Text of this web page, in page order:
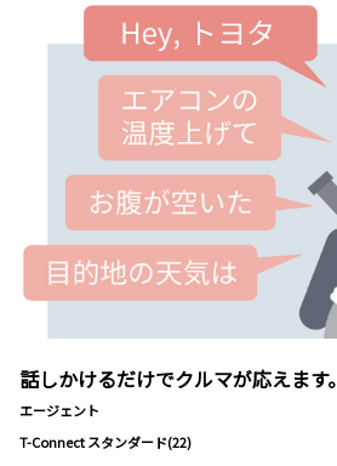
話しかけるだけでクルマが応えます。
エージェント
T-Connect スタンダード(22)